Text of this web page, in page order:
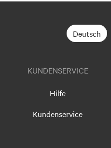
Deutsch
KUNDENSERVICE
Hilfe
Kundenservice